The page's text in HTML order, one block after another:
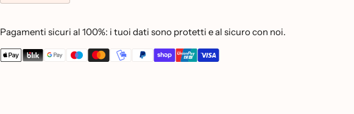
Pagamenti sicuri al 100%: i tuoi dati sono protetti e al sicuro con noi.